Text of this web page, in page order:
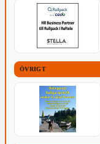
ÖVRIGT